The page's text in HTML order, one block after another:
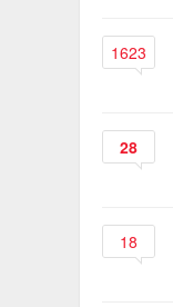
1623
28
18